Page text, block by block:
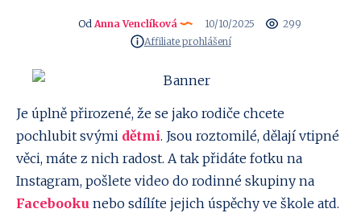
Od Anna Venclíková 10/10/2025
299
Affiliate prohlášení
Je úplně přirozené, že se jako rodiče chcete
pochlubit svými dětmi. Jsou roztomilé, dělají vtipné
věci, máte z nich radost. A tak přidáte fotku na
Instagram, pošlete video do rodinné skupiny na
Facebooku nebo sdílíte jejich úspěchy ve škole atd.